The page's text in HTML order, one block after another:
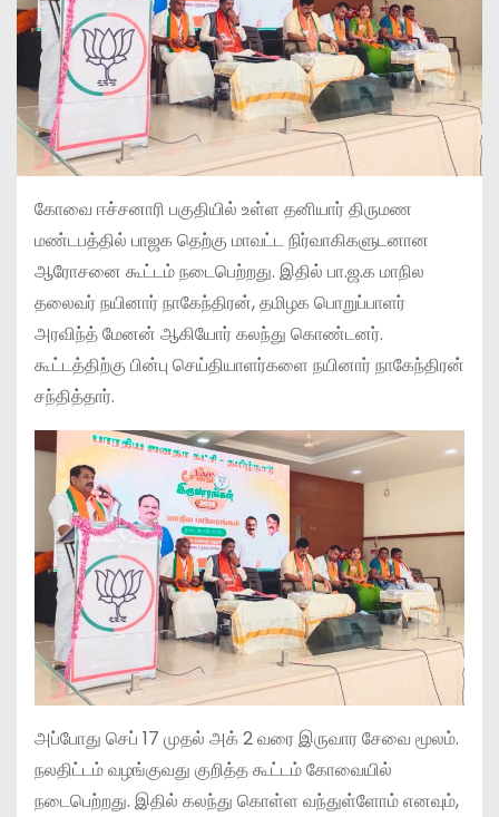
கோவை ஈச்சனாரி பகுதியில் உள்ள தனியார் திருமண
மண்டபத்தில் பாஜக தெற்கு மாவட்ட நிர்வாகிகளுடனான
ஆரோசனை கூட்டம் நடைபெற்றது. இதில் பா.ஜ.க மாநில
தலைவர் நயினார் நாகேந்திரன், தமிழக பொறுப்பாளர்
அரவிந்த் மேனன் ஆகியோர் கலந்து கொண்டனர்.
கூட்டத்திற்கு பின்பு செய்தியாளர்களை நயினார் நாகேந்திரன்
சந்தித்தார்.
அப்போது செப் 17 முதல் அக் 2 வரை இருவார சேவை மூலம்.
நலதிட்டம் வழங்குவது குறித்த கூட்டம் கோவையில்
நடைபெற்றது. இதில் கலந்து கொள்ள வந்துள்ளோம் எனவும்,